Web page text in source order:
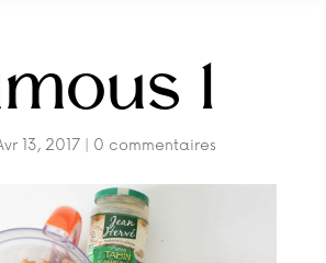
1
13, 2017| 0 commentaires